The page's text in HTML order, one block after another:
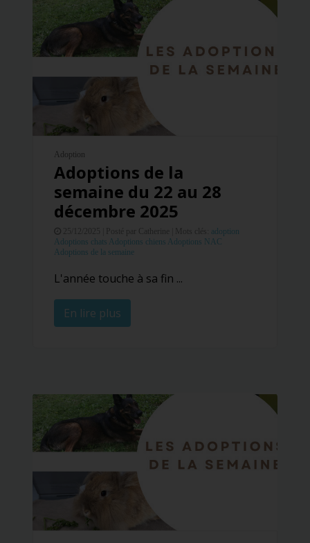
Adoption
Adoptions de la
semaine du 22 au 28
décembre 2025
Posté par Catherine | Mots clés: adoption
Adoptions chats Adoptions chiens Adoptions NAC
Adoptions de la semaine
L'année touche à sa fin ...
En lire plus